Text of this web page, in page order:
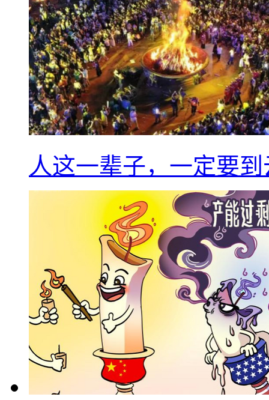
人这一辈子，一定要